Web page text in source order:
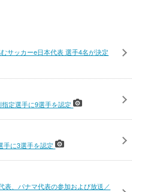
サッカーe日本代表 選手4名が決定
指定選手に9選手を認定
手に3選手を認定
表、パナマ代表の参加および放送／